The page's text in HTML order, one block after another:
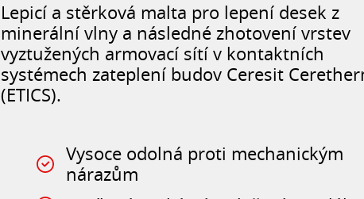
Lepicí a stěrková malta pro lepení desek z
minerální vlny a následné zhotovení vrstev
vyztužených armovací sítí v kontaktních
systémech zateplení budov Ceresit
(ETICS).
Vysoce odolná proti mechanickým
nárazům